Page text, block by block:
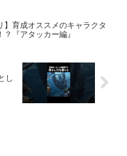
】育成オススメのキャラクタ
？『アタッカー編』
し